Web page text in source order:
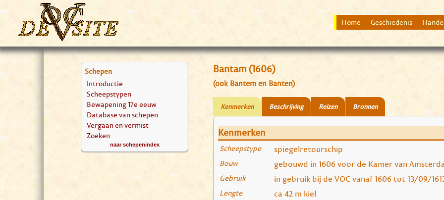
Home Geschiedenis
Schepen
Introductie
Scheepstypen
Bewapening 17e eeuw
Database van schepen
Vergaan en vermist
Zoeken
naar schepenindex
Bantam (1606)
(ook Bantem en Banten)
Kenmerken Beschrijving Reizen Bronnen
Kenmerken
Scheepstype spiegelretourschip
Bouw gebouwd in 1606 voor de Kamer van
Gebruik in gebruik bij de VOC vanaf 1606 tot 13/09/
Lengte ca 42 m kiel